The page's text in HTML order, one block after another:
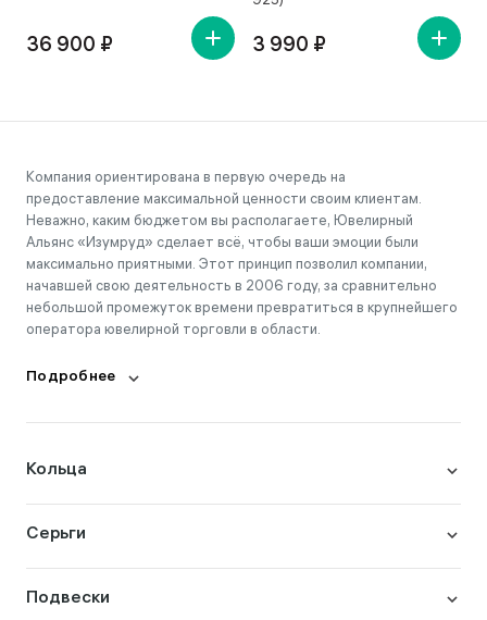
36 900 ₽ 3 990 ₽
Компания ориентирована в первую очередь на
предоставление максимальной ценности своим клиентам.
Неважно, каким бюджетом вы располагаете, Ювелирный
Альянс «Изумруд» сделает всё, чтобы ваши эмоции были
максимально приятными. Этот принцип позволил компании,
начавшей свою деятельность в 2006 году, за сравнительно
небольшой промежуток времени превратиться в крупнейшего
оператора ювелирной торговли в области.
Подробнее
Кольца
Серьги
Подвески